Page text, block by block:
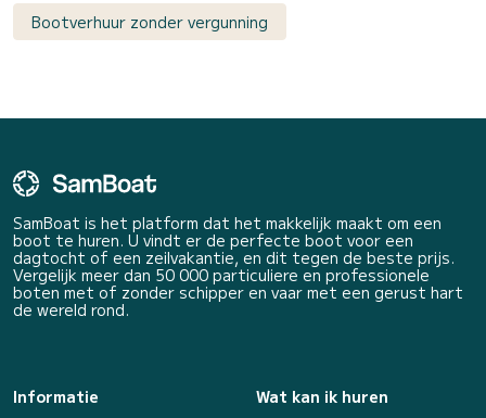
Bootverhuur zonder vergunning
SamBoat is het platform dat het makkelijk maakt om een
boot te huren. U vindt er de perfecte boot voor een
dagtocht of een zeilvakantie, en dit tegen de beste prijs.
Vergelijk meer dan 50 000 particuliere en professionele
boten met of zonder schipper en vaar met een gerust hart
de wereld rond.
Informatie
Wat kan ik huren